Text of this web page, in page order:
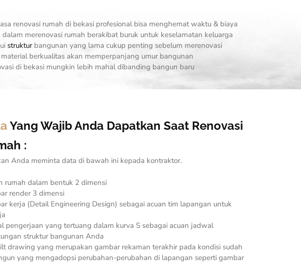
renovasi rumah di bekasi profesional bisa menghemat waktu & biaya
dalam merenovasi rumah berakibat buruk untuk keselamatan keluarga
strukturbangunan yang lama cukup penting sebelum merenovasi
berkualitas akan memperpanjang umur bangunan
di bekasi mungkin lebih mahal dibanding bangun baru
Yang Wajib Anda Dapatkan Saat Renovasi
:
Anda meminta data di bawah ini kepada kontraktor.
rumah dalam bentuk 2 dimensi
render 3 dimensi
kerja (Detail Engineering Design) sebagai acuan tim lapangan untuk
pengerjaan yang tertuang dalam kurva S sebagai acuan jadwal
struktur bangunan Anda
drawing yang merupakan gambar rekaman terakhir pada kondisi sudah
yang mengadopsi perubahan-perubahan di lapangan seperti gambar